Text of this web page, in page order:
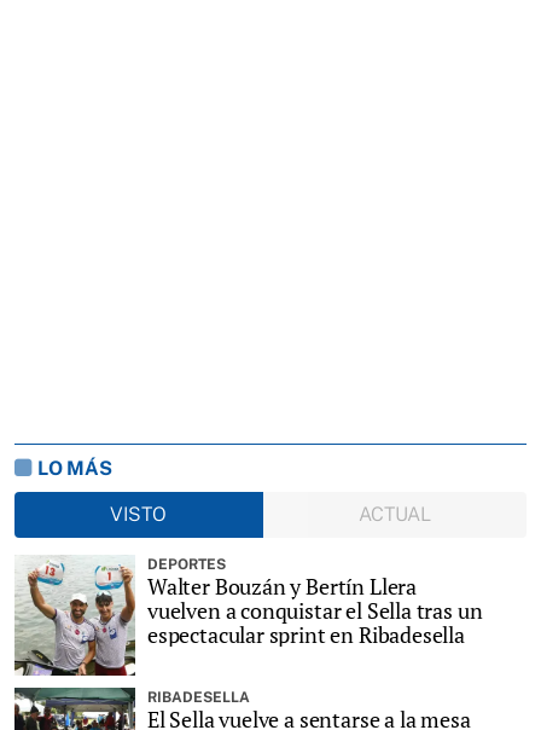
LO MÁS
VISTO
ACTUAL
DEPORTES
Walter Bouzán y Bertín Llera
vuelven a conquistar el Sella tras un
espectacular sprint en Ribadesella
RIBADESELLA
El Sella vuelve a sentarse a la mesa